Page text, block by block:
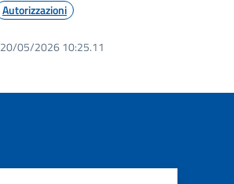
Autorizzazioni
20/05/2026 10:25.11